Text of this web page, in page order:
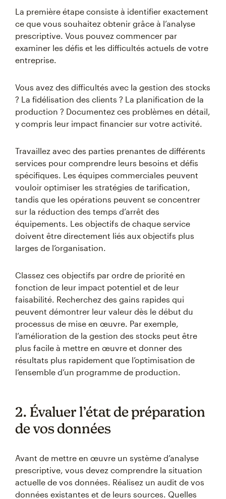
La première étape consiste à identifier exactement
ce que vous souhaitez obtenir grâce à l’analyse
prescriptive. Vous pouvez commencer par
examiner les défis et les difficultés actuels de votre
entreprise.
Vous avez des difficultés avec la gestion des stocks
? La fidélisation des clients ? La planification de la
production ? Documentez ces problèmes en détail,
y compris leur impact financier sur votre activité.
Travaillez avec des parties prenantes de différents
services pour comprendre leurs besoins et défis
spécifiques. Les équipes commerciales peuvent
vouloir optimiser les stratégies de tarification,
tandis que les opérations peuvent se concentrer
sur la réduction des temps d’arrêt des
équipements. Les objectifs de chaque service
doivent être directement liés aux objectifs plus
larges de l’organisation.
Classez ces objectifs par ordre de priorité en
fonction de leur impact potentiel et de leur
faisabilité. Recherchez des gains rapides qui
peuvent démontrer leur valeur dès le début du
processus de mise en œuvre. Par exemple,
l’amélioration de la gestion des stocks peut être
plus facile à mettre en œuvre et donner des
résultats plus rapidement que l’optimisation de
l’ensemble d’un programme de production.
2. Évaluer l’état de préparation
de vos données
Avant de mettre en œuvre un système d’analyse
prescriptive, vous devez comprendre la situation
actuelle de vos données. Réalisez un audit de vos
données existantes et de leurs sources. Quelles